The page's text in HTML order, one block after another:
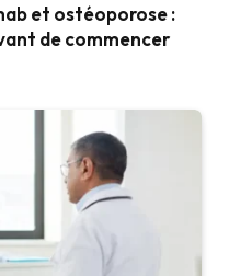
et ostéoporose :
de commencer